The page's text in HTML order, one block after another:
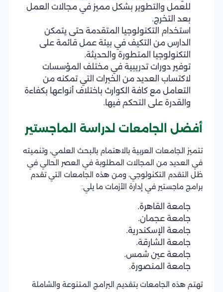
للعمل والتطوير بشكل مميز في مجالات العمل
بعد التخرج.
استخدام التكنولوجيا المتقدمة حتى يتمكن
الدارس من التكيف في بيئة عمل قائمة على
التكنولوجيا المتطورة والحديثة.
توفير دورات تدريبية في مختلف المؤسسات
لاكتساب العديد من الخبرات التي تمكنه من
التعامل مع كافة الكوارث باختلاف أنواعها بكفاءة
والقدرة على التحكم فيها.
أفضل الجامعات لدراسة الماجستير
تتميز الجامعات العربية بالاهتمام بالبحث العلمي، وتنميته
في العديد من المجالات المطلوبة في العصر الحالي في
ظل التقدم التكنولوجي، ومن هذه الجامعات التي تقدم
برامج ماجستير في إدارة الأزمات ما يلي:
جامعة القاهرة.
جامعة عجمان.
جامعة الإسكندرية.
جامعة الشارقة.
جامعة عين شمس.
جامعة المنصورة.
تهتم هذه الجامعات بتقديم البرامج المتنوعة والشاملة